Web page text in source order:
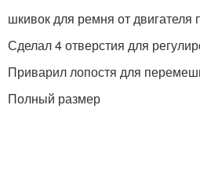
шкивок для ремня от двигателя
Сделал 4 отверстия для
Приварил лопостя для
Полный размер